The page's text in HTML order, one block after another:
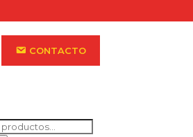
CONTACTO